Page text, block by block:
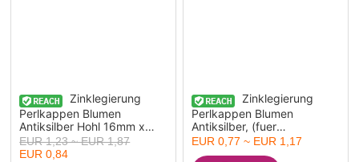
Zinklegierung
Perlkappen Blumen
Antiksilber Hohl 16mm x
16mm, 20 Stueck
EUR 1,23 ~ EUR 1,87
EUR 0,84
Zinklegierung
Perlkappen Blumen
Antiksilber, (fuer
Perlengroesse: 10mm D.)
EUR 0,77 ~ EUR 1,17